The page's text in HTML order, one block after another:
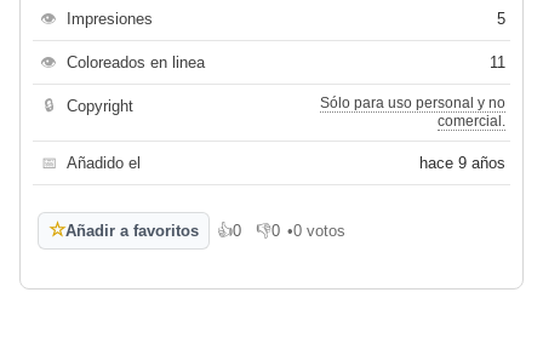
👁 Impresiones 5
👁 Coloreados en linea 11
🔒 Copyright
Sólo para uso personal y no
comercial.
📅 Añadido el hace 9 años
☆Añadir a favoritos 👍0
Me gusta
👎0
No me gusta
•0 votos